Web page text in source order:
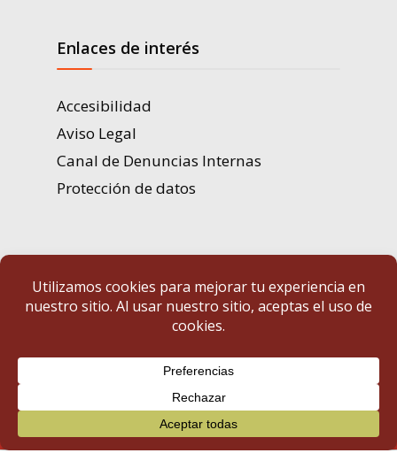
Enlaces de interés
Accesibilidad
Aviso Legal
Canal de Denuncias Internas
Protección de datos
Portal de Transparencia | Diputación de Badajoz